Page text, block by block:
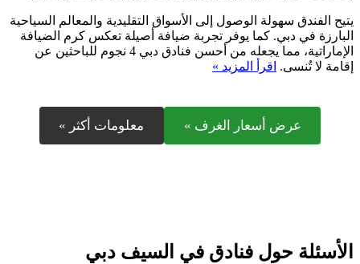
يتيح الفندق سهولة الوصول إلى الأسواق التقليدية والمعالم السياحية
البارزة في دبي. كما يوفر تجربة ضيافة أصيلة تعكس كرم الضيافة
الإماراتية، مما يجعله من أحسن فنادق دبي 4 نجوم للباحثين عن
إقامة لا تُنسى. اقرأ المزيد »
عرض أسعار الغرف » معلومات أكثر »
الأسئلة حول فنادق في السيف دبي